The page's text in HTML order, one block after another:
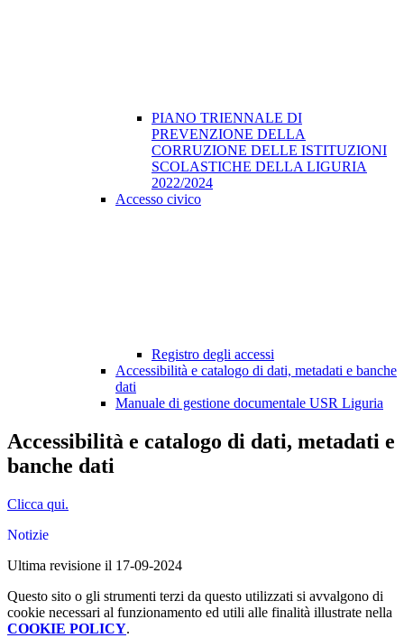
PIANO TRIENNALE DI
PREVENZIONE DELLA
CORRUZIONE DELLE ISTITUZIONI
SCOLASTICHE DELLA LIGURIA
2022/2024
Accesso civico
Registro degli accessi
Accessibilità e catalogo di dati, metadati e banche
dati
Manuale di gestione documentale USR Liguria
Accessibilità e catalogo di dati, metadati e
banche dati
Clicca qui.
Notizie
Ultima revisione il 17-09-2024
Questo sito o gli strumenti terzi da questo utilizzati si avvalgono di
cookie necessari al funzionamento ed utili alle finalità illustrate nella
COOKIE POLICY.